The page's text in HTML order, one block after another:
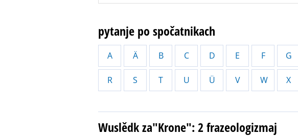
pytanje po spočatnikach
A Ä B C D E F G
R S T U Ü V W X
Wuslědk za"Krone": 2 frazeologizmaj